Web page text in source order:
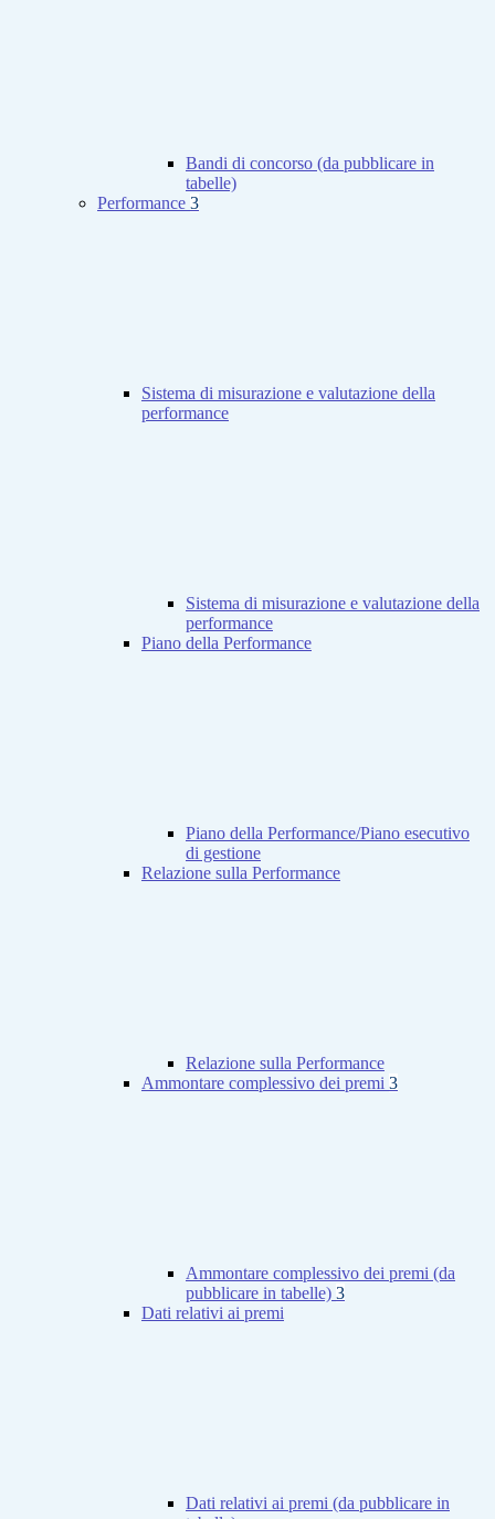
Bandi di concorso (da pubblicare in
tabelle)
Performance 3
Sistema di misurazione e valutazione della
performance
Sistema di misurazione e valutazione della
performance
Piano della Performance
Piano della Performance/Piano esecutivo
di gestione
Relazione sulla Performance
Relazione sulla Performance
Ammontare complessivo dei premi 3
Ammontare complessivo dei premi (da
pubblicare in tabelle) 3
Dati relativi ai premi
Dati relativi ai premi (da pubblicare in